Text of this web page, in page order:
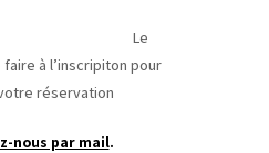
à l’inscripiton pour
réservation
nous par mail.